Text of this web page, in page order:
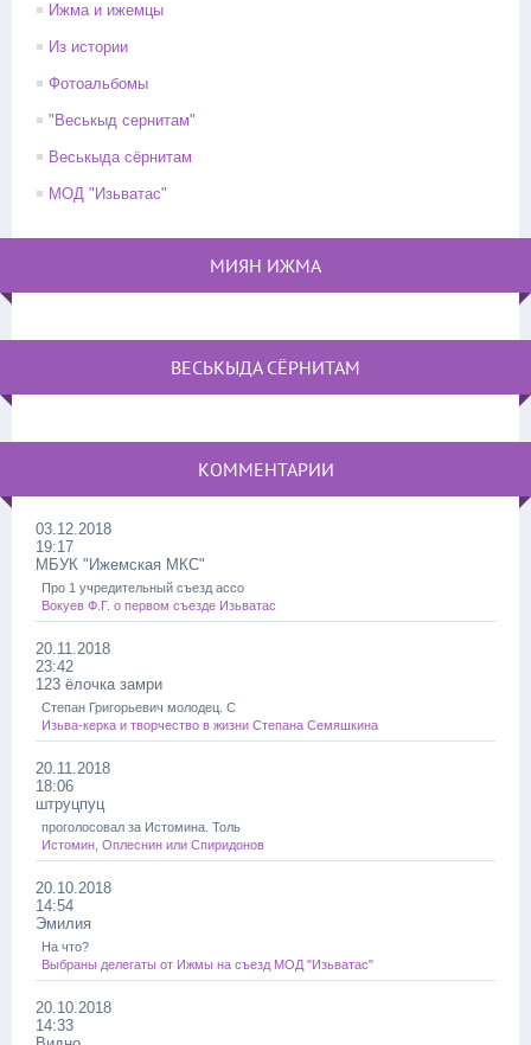
Ижма и ижемцы
Из истории
Фотоальбомы
"Веськыд сернитам"
Веськыда сёрнитам
МОД "Изьватас"
МИЯН ИЖМА
ВЕСЬКЫДА СЁРНИТАМ
КОММЕНТАРИИ
03.12.2018
19:17
МБУК "Ижемская МКС"
Про 1 учредительный съезд ассо
Вокуев Ф.Г. о первом съезде Изьватас
20.11.2018
23:42
123 ёлочка замри
Степан Григорьевич молодец. С
Изьва-керка и творчество в жизни Степана Семяшкина
20.11.2018
18:06
штруцпуц
проголосовал за Истомина. Толь
Истомин, Оплеснин или Спиридонов
20.10.2018
14:54
Эмилия
На что?
Выбраны делегаты от Ижмы на съезд МОД "Изьватас"
20.10.2018
14:33